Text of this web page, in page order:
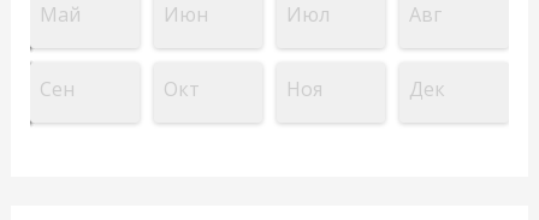
Май Июн Июл Авг
Сен Окт Ноя Дек